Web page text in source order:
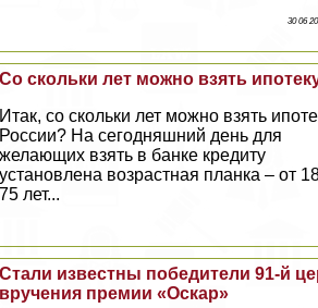
30 06
Со скольки лет можно взять
Итак, со скольки лет можно взять
России? На сегодняшний день для
желающих взять в банке кредиту
установлена возрастная планка – от
75 лет...
Стали известны победители 91-й
вручения премии «Оскар»